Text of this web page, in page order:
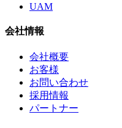
UAM
会社情報
会社概要
お客様
お問い合わせ
採用情報
パートナー